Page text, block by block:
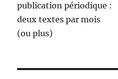
publication périodique :
deux textes par mois
(ou plus)